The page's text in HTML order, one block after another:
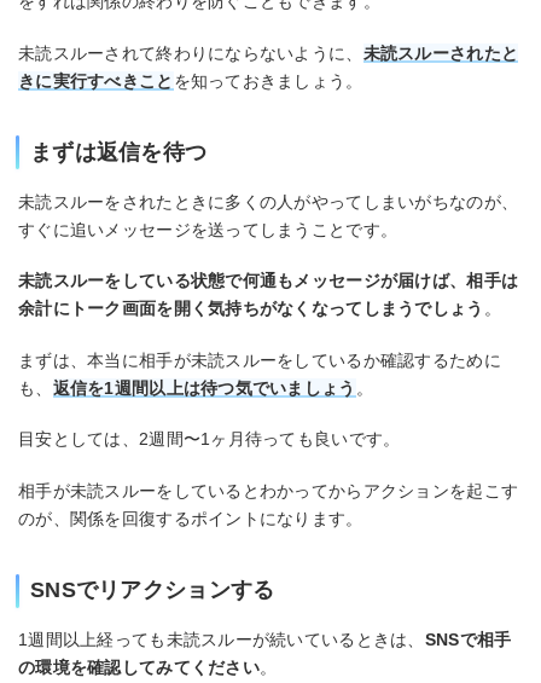
未読スルーされて終わりにならないように、 未読スルーされたと
きに実行すべきこと を知っておきましょう。
まずは返信を待つ
未読スルーをされたときに多くの人がやってしまいがちなのが、
すぐに追いメッセージを送ってしまうことです。
未読スルーをしている状態で何通もメッセージが届けば、相手は
余計にトーク画面を開く気持ちがなくなってしまうでしょう 。
まずは、本当に相手が未読スルーをしているか確認するために
も、 返信を1週間以上は待つ気でいましょう 。
目安としては、2週間〜1ヶ月待っても良いです。
相手が未読スルーをしているとわかってからアクションを起こす
のが、関係を回復するポイントになります。
SNSでリアクションする
1週間以上経っても未読スルーが続いているときは、 SNSで相手
の環境を確認してみてください。